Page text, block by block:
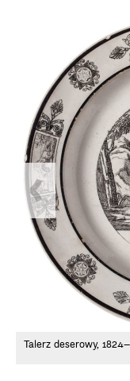
Talerz deserowy,